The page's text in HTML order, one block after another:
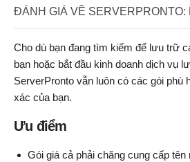
ĐÁNH GIÁ VỀ SERVERPRONTO:
Cho dù bạn đang tìm kiếm để lưu trữ
bạn hoặc bắt đầu kinh doanh dịch vụ
ServerPronto vẫn luôn có các gói phù
xác của bạn.
Ưu điểm
Gói giá cả phải chăng cung cấp